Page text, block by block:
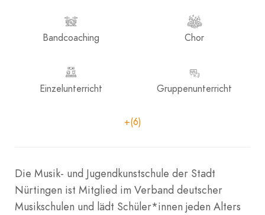
Bandcoaching Chor
Einzelunterricht Gruppenunterricht
+(6)
Die Musik- und Jugendkunstschule der Stadt
Nürtingen ist Mitglied im Verband deutscher
Musikschulen und lädt Schüler*innen jeden Alters